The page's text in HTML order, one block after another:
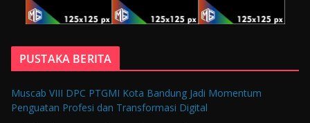
PUSTAKA BERITA
Muscab VIII DPC PTGMI Kota Bandung Jadi Momentum
Penguatan Profesi dan Transformasi Digital